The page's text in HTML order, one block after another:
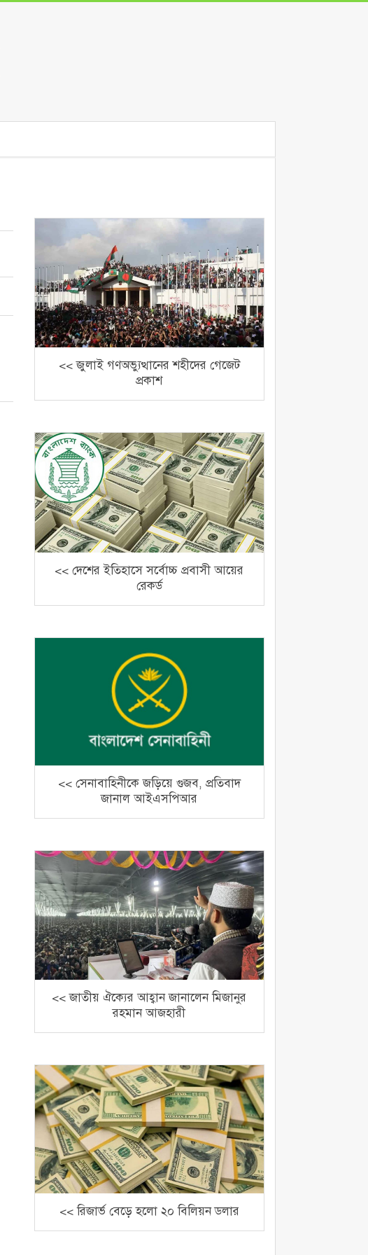
<< জুলাই গণঅভ্যুত্থানের শহীদের গেজেট
প্রকাশ
<< দেশের ইতিহাসে সর্বোচ্চ প্রবাসী আয়ের
রেকর্ড
<< সেনাবাহিনীকে জড়িয়ে গুজব, প্রতিবাদ
জানাল আইএসপিআর
<< জাতীয় ঐক্যের আহ্বান জানালেন মিজানুর
রহমান আজহারী
<< রিজার্ভ বেড়ে হলো ২০ বিলিয়ন ডলার